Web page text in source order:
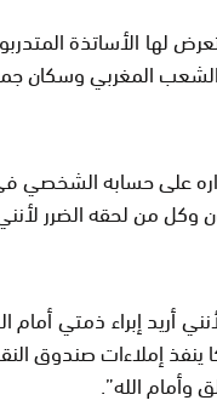
لها الأساتذة
الشعب المغربي وسكان
على حسابه الشخصي
وكل من لحقه الضرر
أريد إبراء ذمتي
ينفذ إملاءات صندوق
وأمام الله”.